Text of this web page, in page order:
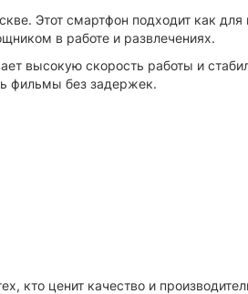
Этот смартфон подходит как для
в работе и развлечениях.
высокую скорость работы и
фильмы без задержек.
кто ценит качество и